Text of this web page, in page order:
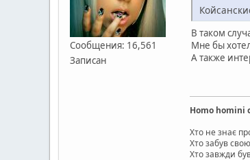
Сообщения: 16,561
Записан
В таком
Мне бы
А также
Homo homini
Хто не знає
Хто забув
Хто завжди